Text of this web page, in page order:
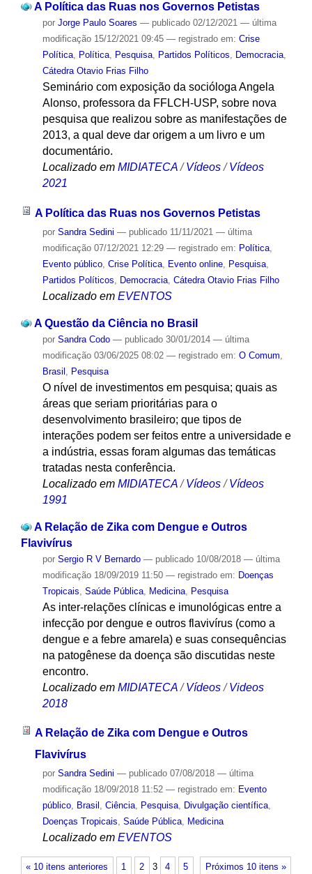
A Política das Ruas nos Governos Petistas
por Jorge Paulo Soares — publicado02/12/2021 — última
modificação15/12/2021 09:45 — registrado em: Crise
Política, Política, Pesquisa, Partidos Políticos, Democracia,
Cátedra Otavio Frias Filho
Seminário com exposição da socióloga Angela
Alonso, professora da FFLCH-USP, sobre nova
pesquisa que realizou sobre as manifestações de
2013, a qual deve dar origem a um livro e um
documentário.
Localizado em MIDIATECA / Vídeos / Vídeos
2021
A Política das Ruas nos Governos Petistas
por Sandra Sedini — publicado11/11/2021 — última
modificação07/12/2021 12:29 — registrado em: Política,
Evento público, Crise Política, Evento online, Pesquisa,
Partidos Políticos, Democracia, Cátedra Otavio Frias Filho
Localizado em EVENTOS
A Questão da Ciência no Brasil
por Sandra Codo — publicado30/01/2014 — última
modificação03/06/2025 08:02 — registrado em: O Comum
Brasil
Pesquisa
O nível de investimentos em pesquisa; quais as
áreas que seriam prioritárias para o
desenvolvimento brasileiro; que tipos de
interações podem ser feitos entre a universidade e
a indústria, essas foram algumas das temáticas
tratadas nesta conferência.
Localizado em MIDIATECA /Vídeos /Vídeos
1991
A Relação de Zika com Dengue e Outros
Flavivírus
por Sergio R V Bernardo — publicado10/08/2018 — última
modificação18/09/2019 11:50 — registrado em: Doenças
Tropicais Saúde Pública, Medicina, Pesquisa
As inter-relações clínicas e imunológicas entre a
infecção por dengue e outros flavivírus (como a
dengue e a febre amarela) e suas consequências
na patogênese da doença são discutidas neste
encontro.
Localizado em MIDIATECA /Vídeos /Videos
2018
A Relação de Zika com Dengue e Outros
Flavivírus
por Sandra Sedini — publicado07/08/2018 — última
modificação18/09/2018 11:52 — registrado em: Evento
público, Brasil , Ciência, Pesquisa, Divulgação científica,
Doenças Tropicais, Saúde Pública, Medicina
Localizado em EVENTOS
« 10 itens anteriores Próximos 10 itens »
1 2 3 4 5